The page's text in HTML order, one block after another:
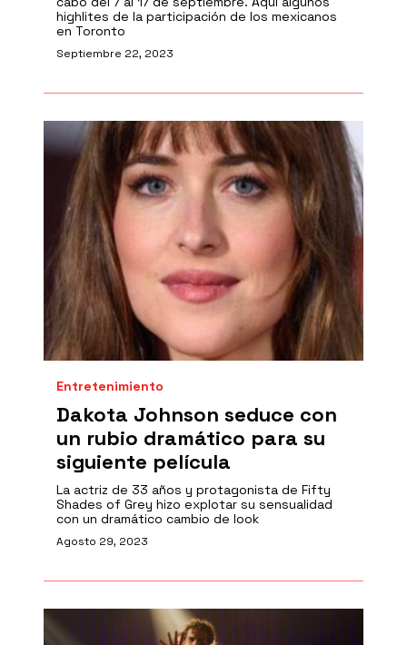
highlites de la participación de los mexicanos
en Toronto
Septiembre 22, 2023
Entretenimiento
Dakota Johnson seduce con
un rubio dramático para su
siguiente película
La actriz de 33 años y protagonista de Fifty
Shades of Grey hizo explotar su sensualidad
con un dramático cambio de look
Agosto 29, 2023